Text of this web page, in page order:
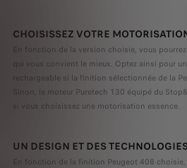
CHOISISSEZ VOTRE
En fonction de la version choisie, vous
qui vous convient le mieux. Optez ainsi pour
rechargeable si la finition sélectionnée de la
Sinon, le moteur Puretech 130 équipé du
si vous choisissez une motorisation essence.
UN DESIGN ET DES
En fonction de la finition Peugeot 408